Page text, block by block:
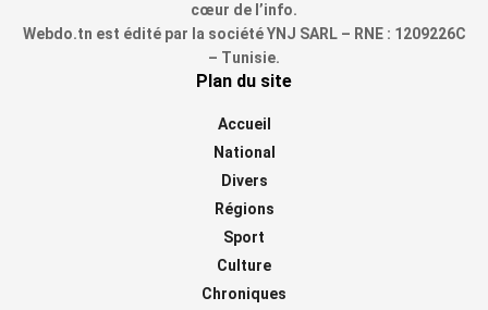
cœur de l’info.
Webdo.tn est édité par la société YNJ SARL – RNE : 1209226C
– Tunisie.
Plan du site
Accueil
National
Divers
Régions
Sport
Culture
Chroniques